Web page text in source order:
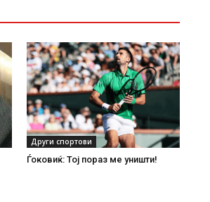
Други спортови
Ѓоковиќ: Тој пораз ме уништи!